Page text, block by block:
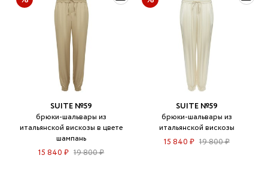
SUITE №59
брюки-шальвары из
итальянской вискозы в цвете
шампань
15 840 ₽ 19 800 ₽
SUITE №59
брюки-шальвары из
итальянской вискозы
15 840 ₽ 19 800 ₽